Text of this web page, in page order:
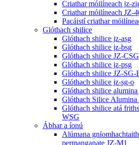
Criathar móilíneach jz-
Criathar móilíneach JZ-
Pacáistí criathar
Glóthach shilice
Glóthach shilice jz-asg
Glóthach shilice jz-bsg
Glóthach shilice JZ-CSG
Glóthach shilice jz-psg
Glóthach shilice JZ-SG-
Glóthach shilice jz-sg-o
Glóthach shilice alumina
Glóthach Silice
Glóthach shilice atá
WSG
Ábhar a íonú
Alúmana
permanganate JZ-M1